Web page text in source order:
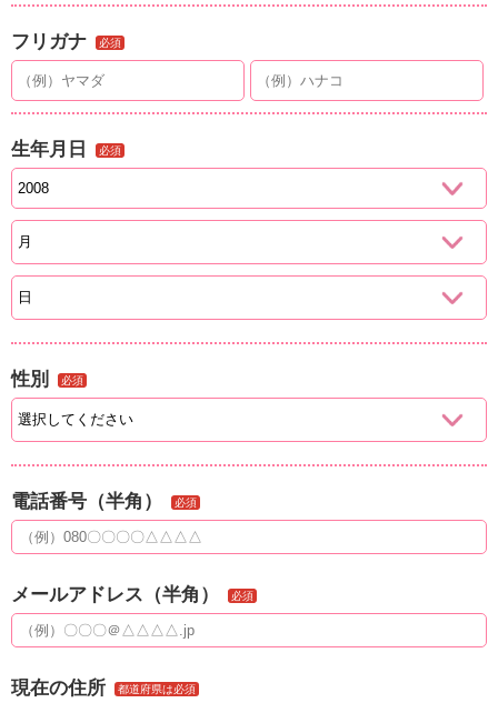
フリガナ 必須
生年月日 必須
性別 必須
電話番号（半角） 必須
メールアドレス（半角） 必須
現在の住所 都道府県は必須